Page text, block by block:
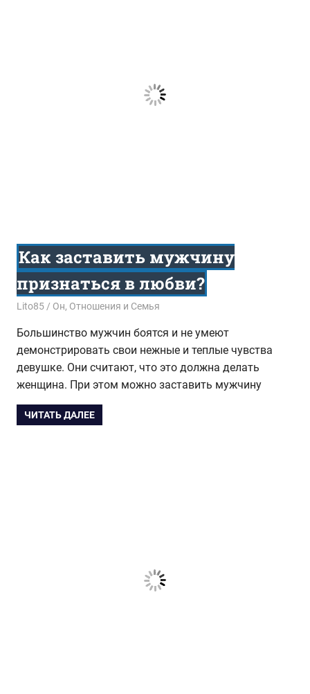
Как заставить мужчину
признаться в любви?
09.10.2017
Lito85 Он, Отношения и Семья
Большинство мужчин боятся и не умеют
демонстрировать свои нежные и теплые чувства
девушке. Они считают, что это должна делать
женщина. При этом можно заставить мужчину
ЧИТАТЬ ДАЛЕЕ